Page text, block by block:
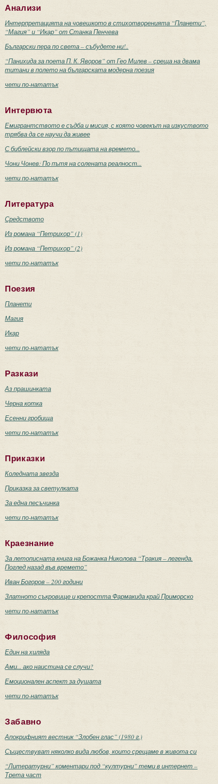
Анализи
Интерпретацията на човешкото в стихотворенията “Планети”,
“Магия” и “Икар” от Станка Пенчева
Български пера по света – събудете ни!..
“Панихида за поета П. К. Яворов” от Гео Милев – среща на двама
титани в полето на българската модерна поезия
чети по-нататък
Интервюта
Емигрантството е съдба и мисия, с която човекът на изкуството
трябва да се научи да живее
С библейски взор по пътищата на времето...
Чони Чонев: По пътя на солената реалност...
чети по-нататък
Литература
Средството
Из романа “Петрихор” (1)
Из романа “Петрихор” (2)
чети по-нататък
Поезия
Планети
Магия
Икар
чети по-нататък
Разкази
Аз прашинката
Черна котка
Есенни гробища
чети по-нататък
Приказки
Коледната звезда
Приказка за светулката
За една песъчинка
чети по-нататък
Краезнание
За летописната книга на Божанка Николова “Тракия – легенда.
Поглед назад във времето”
Иван Богоров – 200 години
Златното съкровище и крепостта Фармакида край Приморско
чети по-нататък
Философия
Един на хиляда
Ами... ако наистина се случи?
Емоционален аспект за душата
чети по-нататък
Забавно
Апокрифният вестник “Злобен глас” (1980 г.)
Съществуват няколко вида любов, които срещаме в живота си
“Литературни” коментари под “културни” теми в интернет –
Трета част